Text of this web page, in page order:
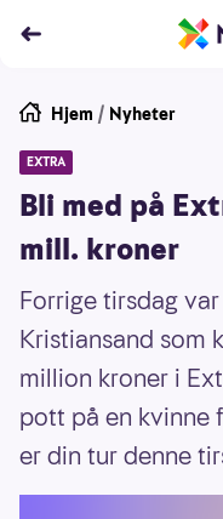
Hjem / Nyheter
EXTRA
Bli med på
mill. kroner
Forrige tirsdag
Kristiansand som
million kroner i
pott på en kvinne
er din tur denne